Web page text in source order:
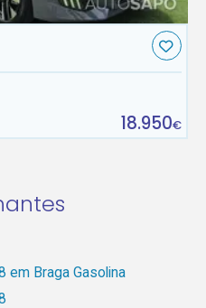
18.950€
em Braga Gasolina